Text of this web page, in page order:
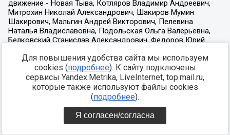
Для повышения удобства сайта мы используем
cookies (подробнее). К сайту подключены
сервисы Yandex.Metrika, LiveInternet, top.mail.ru,
которые также используют файлы cookies
(подробнее).
Я согласен/согласна